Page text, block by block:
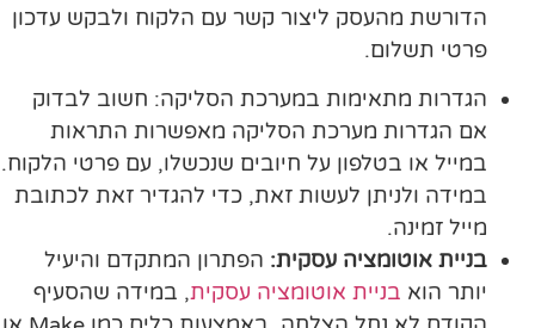
הדורשת מהעסק ליצור קשר עם הלקוח ולבקש עדכון
פרטי תשלום.
הגדרות מתאימות במערכת הסליקה: חשוב לבדוק
אם הגדרות מערכת הסליקה מאפשרות התראות
במייל או בטלפון על חיובים שנכשלו, עם פרטי הלקוח.
במידה ולניתן לעשות זאת, כדי להגדיר זאת לכתובת
מייל זמינה.
בניית אוטומציה עסקית: הפתרון המתקדם והיעיל
יותר הוא בניית אוטומציה עסקית, במידה שהסעיף